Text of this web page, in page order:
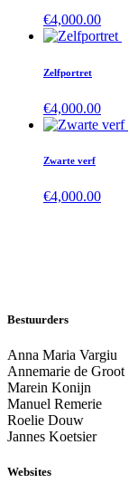
€4,000.00
Zelfportret
€4,000.00
Zwarte verf
€4,000.00
Bestuurders
Anna Maria Vargiu
Annemarie de Groot
Marein Konijn
Manuel Remerie
Roelie Douw
Jannes Koetsier
Websites